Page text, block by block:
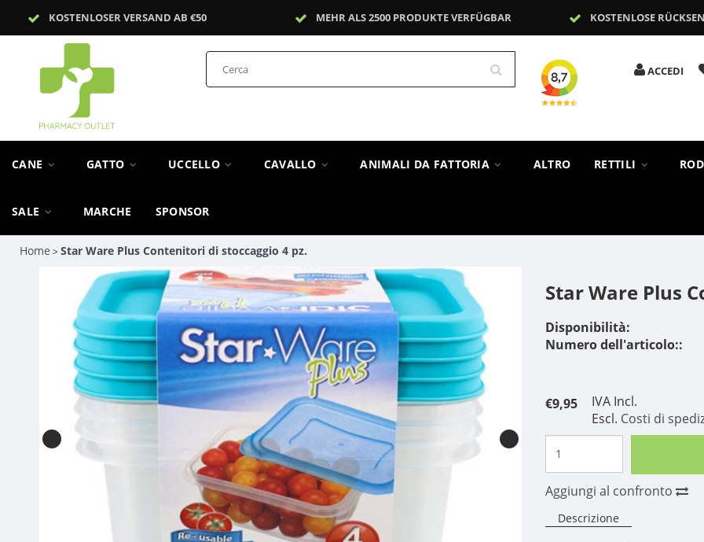
KOSTENLOSER VERSAND AB €50 MEHR ALS 2500 PRODUKTE VERFÜGBAR KOSTENLOSE
ACCEDI
CANE GATTO UCCELLO CAVALLO ANIMALI DA FATTORIA ALTRO RETTILI
SALE MARCHE SPONSOR
Home >Star Ware Plus Contenitori di stoccaggio 4 pz.
Star Ware Plus
Disponibilità:
Numero dell'articolo::
€9,95
IVA Incl.
Escl. Costi di
Aggiungi al confronto
Descrizione